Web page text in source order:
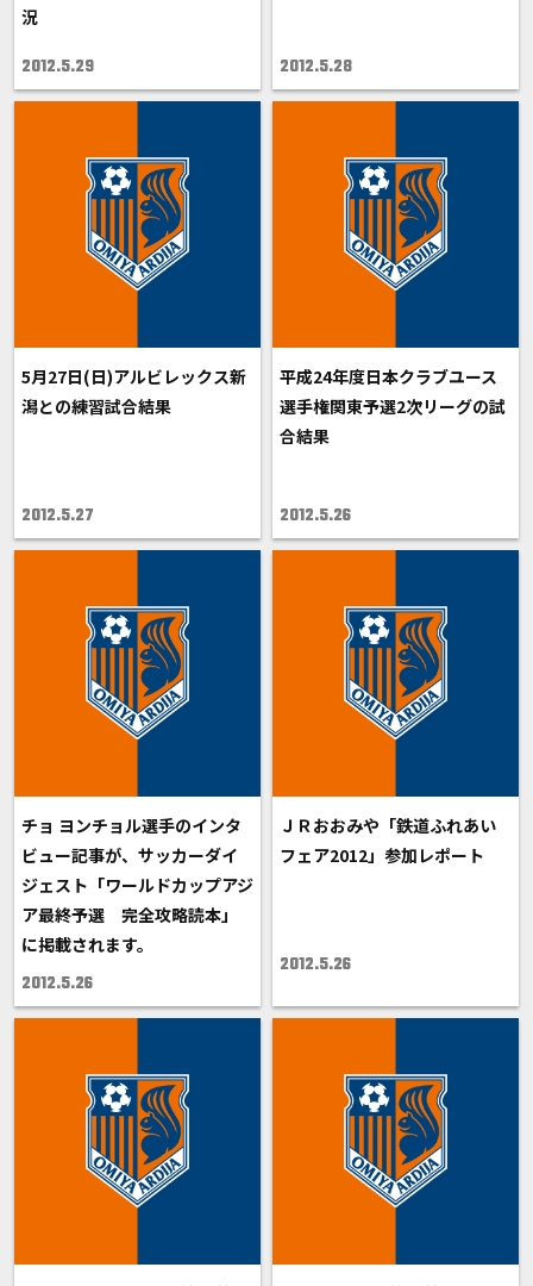
況
2012.5.29 2012.5.28
5月27日(日)アルビレックス新
潟との練習試合結果
2012.5.27
平成24年度日本クラブユース
選手権関東予選2次リーグの試
合結果
2012.5.26
チョ ヨンチョル選手のインタ
ビュー記事が、サッカーダイ
ジェスト「ワールドカップアジ
ア最終予選 完全攻略読本」
に掲載されます。
2012.5.26
ＪＲおおみや「鉄道ふれあい
フェア2012」参加レポート
2012.5.26